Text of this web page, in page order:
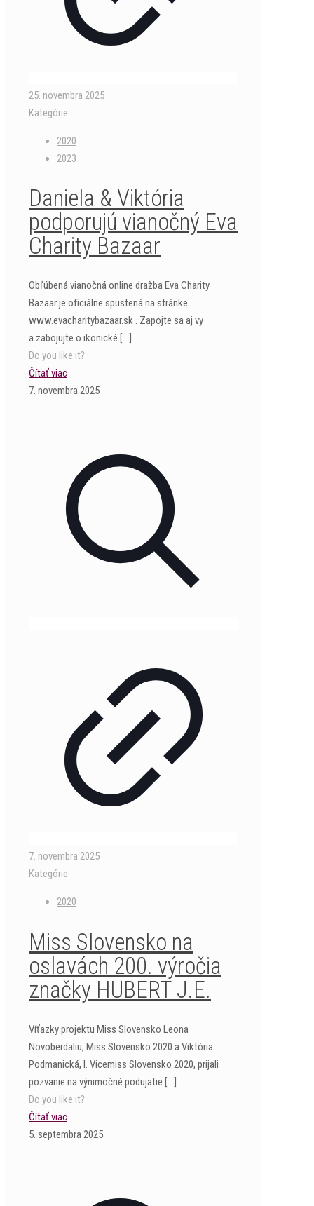
25. novembra 2025
Kategórie
2020
2023
Daniela & Viktória
podporujú vianočný Eva
Charity Bazaar
Obľúbená vianočná online dražba Eva Charity
Bazaar je oficiálne spustená na stránke
www.evacharitybazaar.sk . Zapojte sa aj vy
a zabojujte o ikonické […]
Do you like it?
Čítať viac
7. novembra 2025
7. novembra 2025
Kategórie
2020
Miss Slovensko na
oslavách 200. výročia
značky HUBERT J.E.
Víťazky projektu Miss Slovensko Leona
Novoberdaliu, Miss Slovensko 2020 a Viktória
Podmanická, I. Vicemiss Slovensko 2020, prijali
pozvanie na výnimočné podujatie […]
Do you like it?
Čítať viac
5. septembra 2025